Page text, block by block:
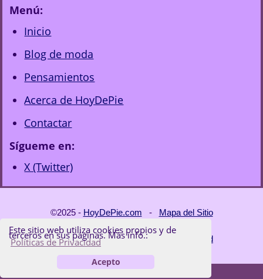
Este sitio web utiliza cookies propios y de
terceros en sus páginas. Más info.:
Políticas de Privacidad
Acepto
Menú:
Inicio
Blog de moda
Pensamientos
Acerca de HoyDePie
Contactar
Sígueme en:
X (Twitter)
©2025 - HoyDePie.com - Mapa del Sitio
Términos de Uso y Políticas de Privacidad